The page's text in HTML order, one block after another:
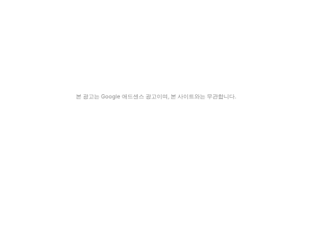
본 광고는 Google 애드센스 광고이며, 본 사이트와는 무관합니다.